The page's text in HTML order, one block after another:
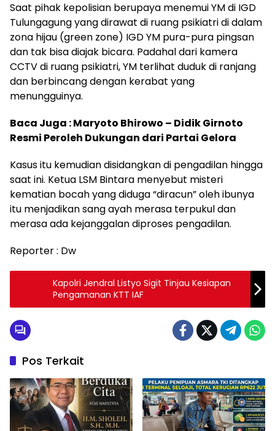
Saat pihak kepolisian berupaya menemui YM di IGD
Tulungagung yang dirawat di ruang psikiatri di dalam
zona hijau (green zone) IGD YM pura-pura pingsan
dan tak bisa diajak bicara. Padahal dari kamera
CCTV di ruang psikiatri, YM terlihat duduk di ranjang
dan berbincang dengan kerabat yang
menungguinya.
Baca Juga : Maryoto Bhirowo – Didik Girnoto
Resmi Peroleh Dukungan dari Partai Gelora
Kasus itu kemudian disidangkan di pengadilan hingga
saat ini. Ketua LSM Bintara menyebut misteri
kematian bocah yang diduga “diracun” oleh ibunya
itu menjadikan sang ayah merasa terpukul dan
merasa ada kejanggalan diproses pengadilan.
Reporter : Dw
Kapolri Jendral Listyo Sigit Tinjau Kesiapan
Pengamanan KTT IAF
Pos Terkait